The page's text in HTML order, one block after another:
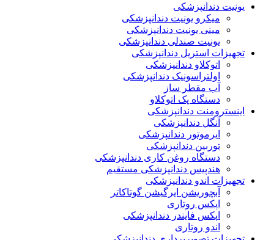
یونیت دندانپزشکی
میکرو یونیت دندانپزشکی
مینی یونیت دندانپزشکی
یونیت صندلی دندانپزشکی
تجهیزات استریل دندانپزشکی
اتوکلاو دندانپزشکی
اولتراسونیک دندانپزشکی
آب مقطر ساز
دستگاه پک اتوکلاو
اینسترومنت دندانپزشکی
آنگل دندانپزشکی
ایرموتور دندانپزشکی
توربین دندانپزشکی
دستگاه روغن کاری دندانپزشکی
هندپیس دندانپزشکی مستقیم
تجهیزات اندو دندانپزشکی
آبچوریشن ایرگیشن گوتاکاتر
اپکس روتاری
اپکس فایندر دندانپزشکی
اندو روتاری